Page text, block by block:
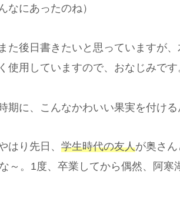
なにあったのね）
た後日書きたいと思っていますが、
使用していますので、おなじみです
期に、こんなかわいい果実を付ける
はり先日、 学生時代の友人が奥さん
～。1度、卒業してから偶然、阿寒